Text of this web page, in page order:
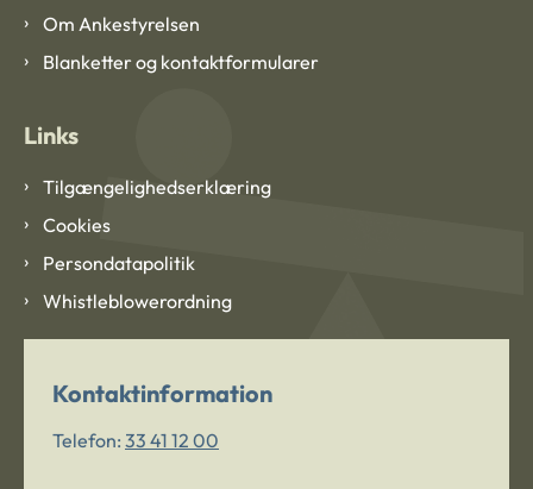
Om Ankestyrelsen
Blanketter og kontaktformularer
Links
Tilgængelighedserklæring
Cookies
Persondatapolitik
Whistleblowerordning
Kontaktinformation
Telefon: 33 41 12 00